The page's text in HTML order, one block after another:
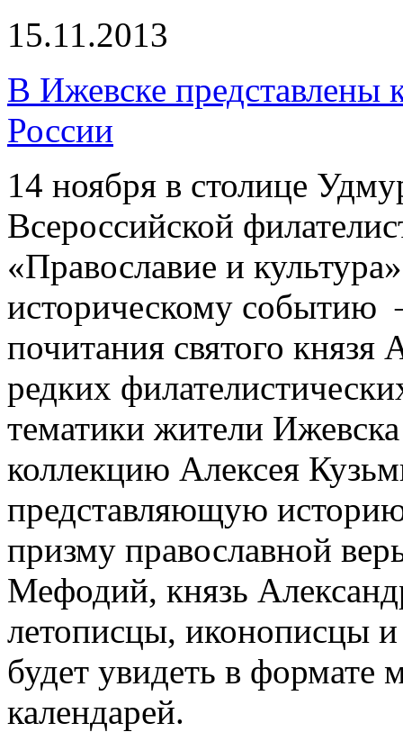
15.11.2013
В Ижевске представлены
России
14 ноября в столице
Всероссийской
«Православие и
историческому событию
почитания святого князя
редких
тематики жители
коллекцию Алексея
представляющую историю
призму православной
Мефодий, князь
летописцы, иконописцы
будет увидеть в формате
календарей.